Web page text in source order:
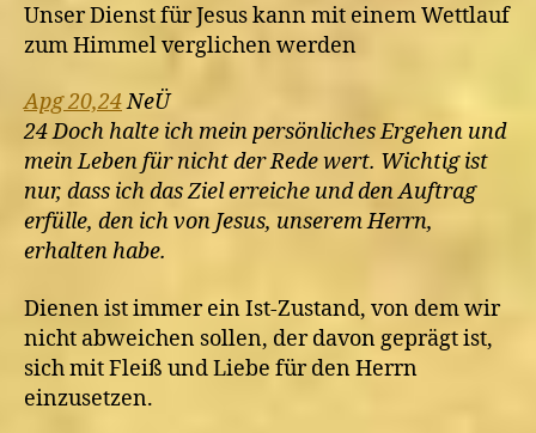
Unser Dienst für Jesus kann mit einem Wettlauf
zum Himmel verglichen werden
Apg 20,24NeÜ
24 Doch halte ich mein persönliches Ergehen und
mein Leben für nicht der Rede wert. Wichtig ist
nur, dass ich das Ziel erreiche und den Auftrag
erfülle, den ich von Jesus, unserem Herrn,
erhalten habe.
Dienen ist immer ein Ist-Zustand, von dem wir
nicht abweichen sollen, der davon geprägt ist,
sich mit Fleiß und Liebe für den Herrn
einzusetzen.